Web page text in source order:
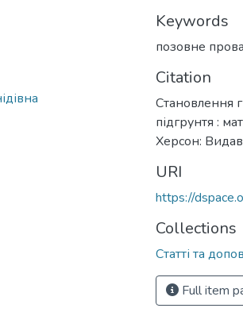
Keywords
позовне
Citation
Становлення
підгрунтя :
Херсон:
URI
https://
Collections
Статті та
Full item